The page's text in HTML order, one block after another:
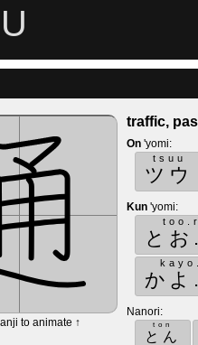
to animate ↑
traffic,
On 'yomi:
ツウ
tsuu
Kun 'yomi:
とお
かよ
Nanori:
とん
ton